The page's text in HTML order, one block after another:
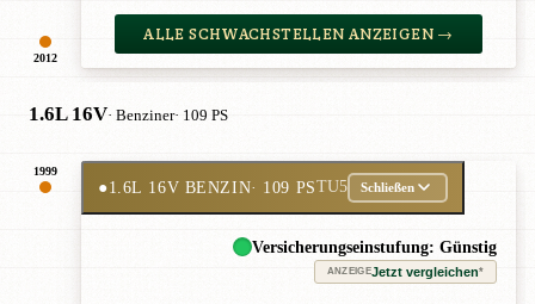
2012
ALLE SCHWACHSTELLEN ANZEIGEN →
1.6L 16V· Benziner· 109 PS
1999
●1.6L 16V BENZIN· 109 PSTU5 Schließen
Versicherungseinstufung: Günstig
ANZEIGEJetzt vergleichen*